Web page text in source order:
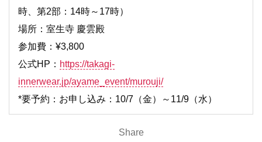
時、第2部：14時～17時）
場所：室生寺 慶雲殿
参加費：¥3,800
公式HP： https://takagi-
innerwear.jp/ayame_event/murouji/
*要予約：お申し込み：10/7（金）～11/9（水）
Share